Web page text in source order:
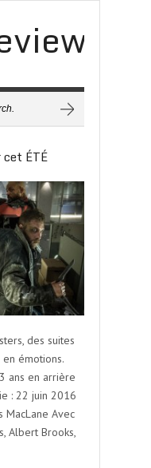
ÉTÉ
des suites
émotions.
ans en arrière
: 22 juin 2016
MacLane Avec
Albert Brooks,